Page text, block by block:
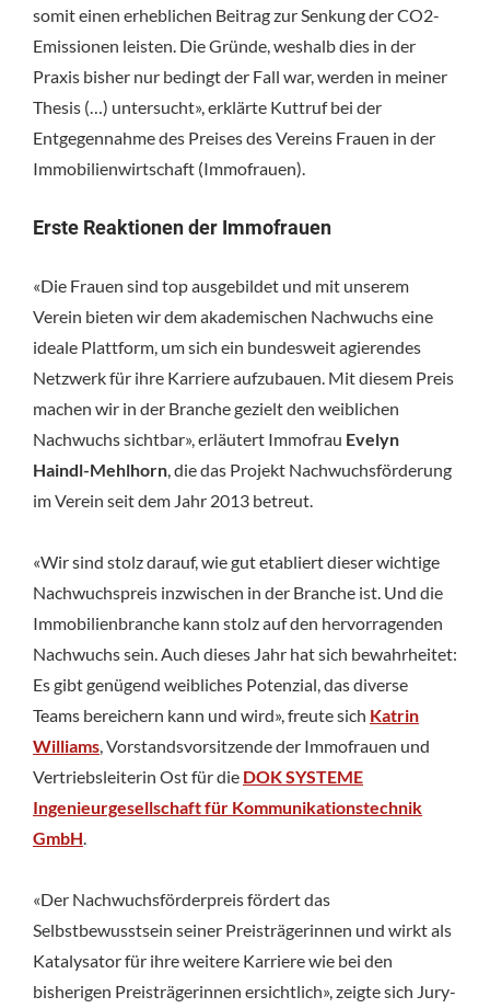
somit einen erheblichen Beitrag zur Senkung der CO2-
Emissionen leisten. Die Gründe, weshalb dies in der
Praxis bisher nur bedingt der Fall war, werden in meiner
Thesis (…) untersucht», erklärte Kuttruf bei der
Entgegennahme des Preises des Vereins Frauen in der
Immobilienwirtschaft (Immofrauen).
Erste Reaktionen der Immofrauen
«Die Frauen sind top ausgebildet und mit unserem
Verein bieten wir dem akademischen Nachwuchs eine
ideale Plattform, um sich ein bundesweit agierendes
Netzwerk für ihre Karriere aufzubauen. Mit diesem Preis
machen wir in der Branche gezielt den weiblichen
Nachwuchs sichtbar», erläutert Immofrau Evelyn
Haindl-Mehlhorn, die das Projekt Nachwuchsförderung
im Verein seit dem Jahr 2013 betreut.
«Wir sind stolz darauf, wie gut etabliert dieser wichtige
Nachwuchspreis inzwischen in der Branche ist. Und die
Immobilienbranche kann stolz auf den hervorragenden
Nachwuchs sein. Auch dieses Jahr hat sich bewahrheitet:
Es gibt genügend weibliches Potenzial, das diverse
Teams bereichern kann und wird», freute sich Katrin
Williams, Vorstandsvorsitzende der Immofrauen und
Vertriebsleiterin Ost für die DOK SYSTEME
Ingenieurgesellschaft für Kommunikationstechnik
GmbH.
«Der Nachwuchsförderpreis fördert das
Selbstbewusstsein seiner Preisträgerinnen und wirkt als
Katalysator für ihre weitere Karriere wie bei den
bisherigen Preisträgerinnen ersichtlich», zeigte sich Jury-